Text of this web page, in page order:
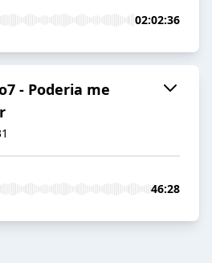
02:02:36
- Poderia me
46:28